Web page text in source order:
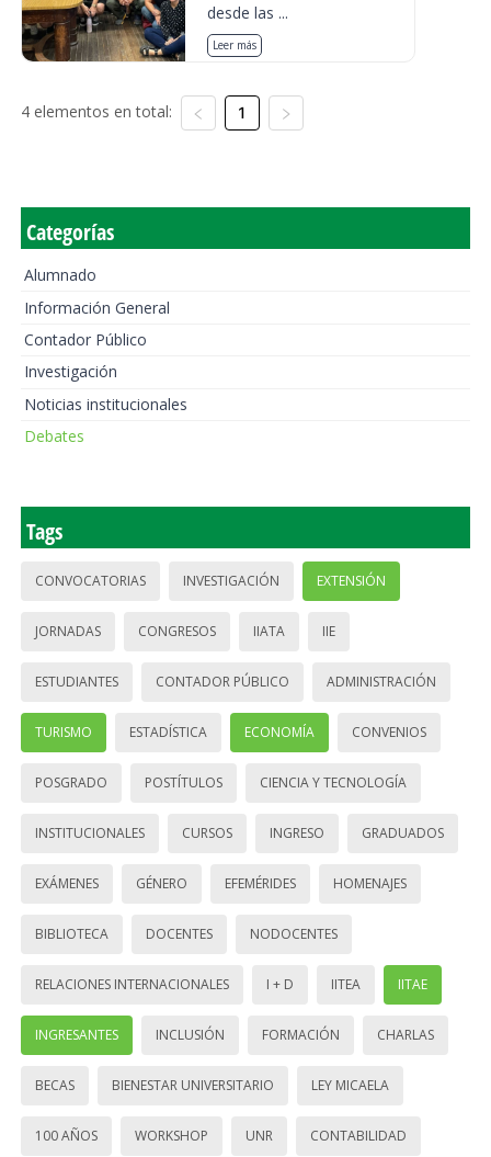
desde las ...
Leer más
4 elementos en total: 1
Categorías
Alumnado
Información General
Contador Público
Investigación
Noticias institucionales
Debates
Tags
CONVOCATORIAS INVESTIGACIÓN EXTENSIÓN
JORNADAS CONGRESOS IIATA IIE
ESTUDIANTES CONTADOR PÚBLICO ADMINISTRACIÓN
TURISMO ESTADÍSTICA ECONOMÍA CONVENIOS
POSGRADO POSTÍTULOS CIENCIA Y TECNOLOGÍA
INSTITUCIONALES CURSOS INGRESO GRADUADOS
EXÁMENES GÉNERO EFEMÉRIDES HOMENAJES
BIBLIOTECA DOCENTES NODOCENTES
RELACIONES INTERNACIONALES I + D IITEA IITAE
INGRESANTES INCLUSIÓN FORMACIÓN CHARLAS
BECAS BIENESTAR UNIVERSITARIO LEY MICAELA
100 AÑOS WORKSHOP UNR CONTABILIDAD